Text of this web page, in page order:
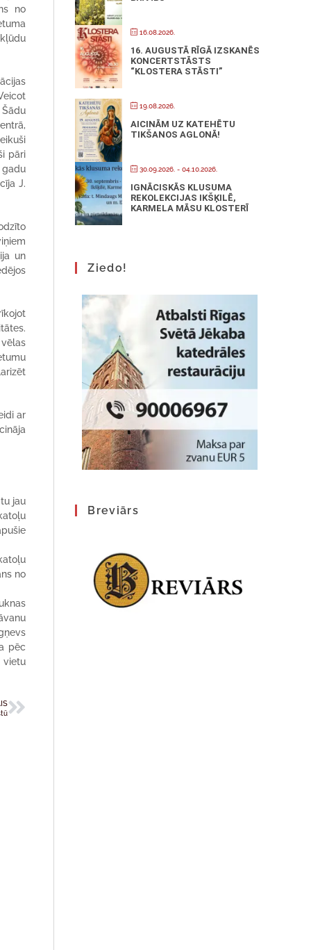
no
pāri
J.
un
ar
jau
no
pēc
vietu
16.08.2026.
16. AUGUSTĀ RĪGĀ IZSKANĒS
KONCERTSTĀSTS
“KLOSTERA STĀSTI”
19.08.2026.
AICINĀM UZ KATEHĒTU
TIKŠANOS AGLONĀ!
30.09.2026. - 04.10.2026.
IGNĀCISKĀS KLUSUMA
REKOLEKCIJAS IKŠĶILĒ,
KARMELA MĀSU KLOSTERĪ
Ziedo!
Breviārs